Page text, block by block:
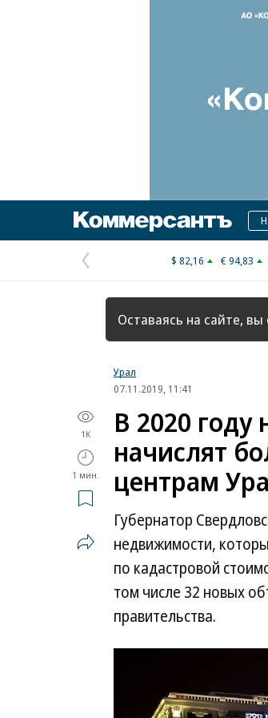
Предыдущая
страница
$ 82,16 € 94,83
Оставаясь на сайте, вы
Урал
07.11.2019, 11:41
1K
1 мин.
В 2020
начислят
центрам
Губернатор
недвижимости,
по кадастровой
том числе 32 новых
правительства.